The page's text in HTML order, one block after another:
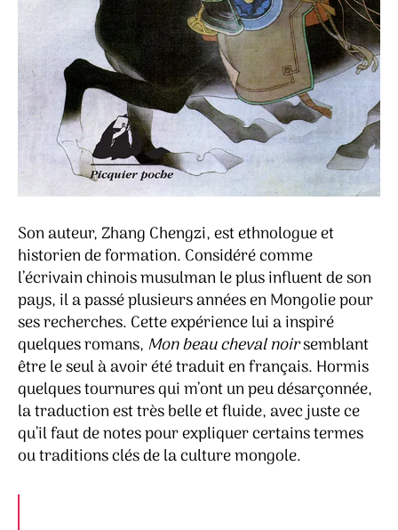
Son auteur, Zhang Chengzi, est ethnologue et
historien de formation. Considéré comme
l’écrivain chinois musulman le plus influent de son
pays, il a passé plusieurs années en Mongolie pour
ses recherches. Cette expérience lui a inspiré
quelques romans, Mon beau cheval noirsemblant
être le seul à avoir été traduit en français. Hormis
quelques tournures qui m’ont un peu désarçonnée,
la traduction est très belle et fluide, avec juste ce
qu’il faut de notes pour expliquer certains termes
ou traditions clés de la culture mongole.